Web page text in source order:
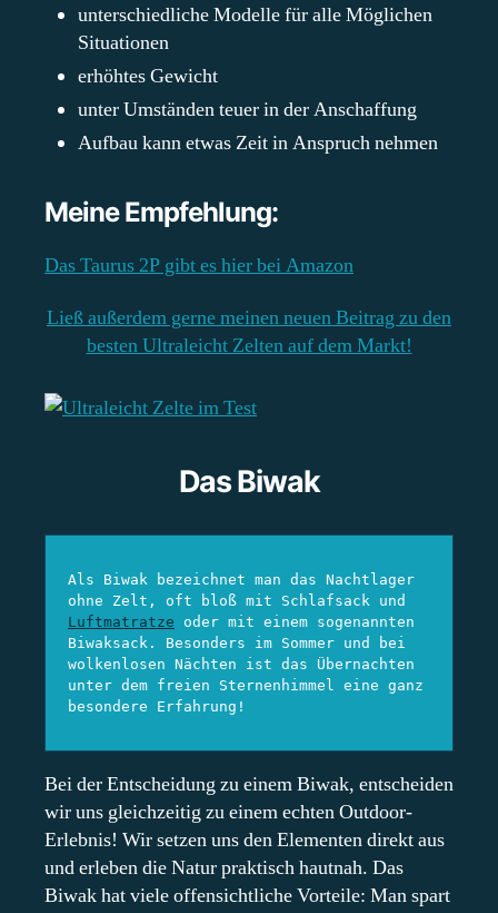
unterschiedliche Modelle für alle Möglichen
Situationen
erhöhtes Gewicht
unter Umständen teuer in der Anschaffung
Aufbau kann etwas Zeit in Anspruch nehmen
Meine Empfehlung:
Das Taurus 2P gibt es hier bei Amazon
Ließ außerdem gerne meinen neuen Beitrag zu den
besten Ultraleicht Zelten auf dem Markt!
Das Biwak
Als Biwak bezeichnet man das Nachtlager
Luftmatratze oder mit einem sogenannten
Biwaksack. Besonders im Sommer und bei
wolkenlosen Nächten ist das Übernachten
unter dem freien Sternenhimmel eine ganz
besondere Erfahrung!
Bei der Entscheidung zu einem Biwak, entscheiden
wir uns gleichzeitig zu einem echten Outdoor-
Erlebnis! Wir setzen uns den Elementen direkt aus
und erleben die Natur praktisch hautnah. Das
Biwak hat viele offensichtliche Vorteile: Man spart